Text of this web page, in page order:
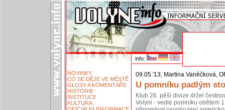
info:
NOVINKY
CO SE DĚJE VE MĚSTĚ
GLOSY A KOMENTÁŘE
HISTORIE
INSTITUCE
KULTURA
09.05.'13, Martina Vaněčková,
U pomníku padlým
Klub 26. pěší divize držel
Volyni - vedle pomníku obětem